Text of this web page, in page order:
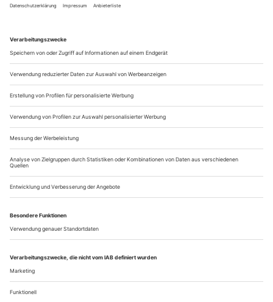
unwichtiger Faktor in der Inselökonomie. In der Masse der
West-End-Musicals und Erfolgstransfer-Stücke aus dem
subventionierten Sektor...
Mehr Snack als Mahlzeit
In Armin Petras’ dritter Stuttgarter Spielzeit ist die Euphorie
verflogen. Der Hausherr steuert mit Experimenten in der Spielstätte
«Nord» und starken Schauspielerinnen in der Regie von Stephan
Kimmig dagegen
Bis dass der Tod euch scheidet. Es ist jener Moment, der aus
Gemeinschaft Einsamkeit macht. Aus dem Zusammen­leben
ein Singledasein. Aus Eheleuten Verwitwete. Sechs Frauen, die
das erlebt haben, sitzen in Stuttgart auf rotgepolsterten
Stühlen, neben ihnen jeweils ein Schauspieler. Knapp über 50
ist die jüngste, fast 80 die älteste der Witwen.
Aus Interviews mit...